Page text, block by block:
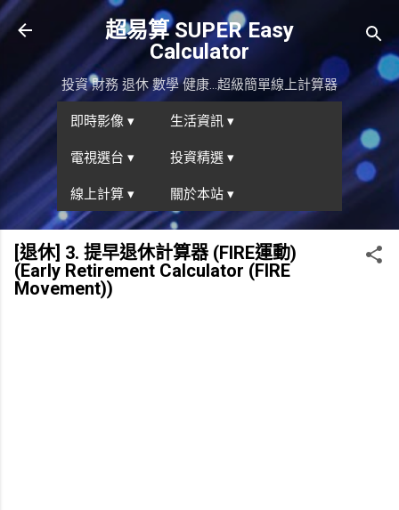
跳到主要內容
超易算 SUPER Easy
Calculator
投資 財務 退休 數學 健康...超級簡單線上計算器
即時影像 ▾ 生活資訊 ▾
電視選台 ▾ 投資精選 ▾
線上計算 ▾ 關於本站 ▾
[退休] 3. 提早退休計算器 (FIRE運動)
(Early Retirement Calculator (FIRE
Movement))